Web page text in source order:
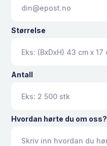
Størrelse
Antall
Hvordan hørte du om oss?